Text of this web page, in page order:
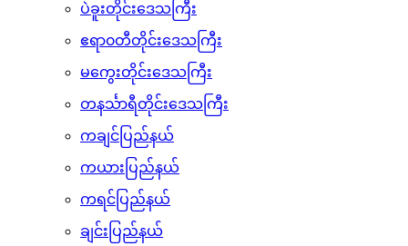
ပဲခူးတိုင်းဒေသကြီး
ဧရာ၀တီတိုင်းဒေသကြီး
မကွေးတိုင်းဒေသကြီး
တနင်္သာရီတိုင်းဒေသကြီး
ကချင်ပြည်နယ်
ကယားပြည်နယ်
ကရင်ပြည်နယ်
ချင်းပြည်နယ်